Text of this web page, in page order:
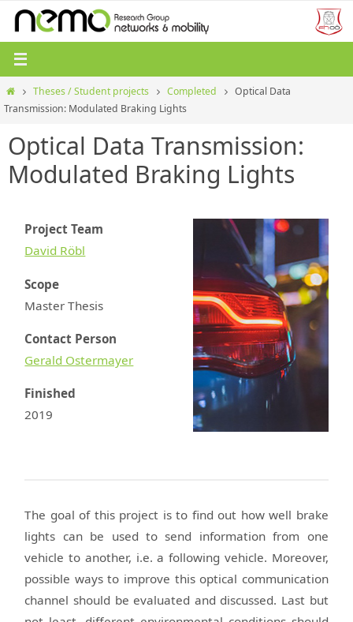
Zum
Inhalt
springen
StartTheses / Student projects Completed
Optical Data
Transmission: Modulated Braking Lights
Optical Data Transmission:
Modulated Braking Lights
Project Team
David Röbl
Scope
Master Thesis
Contact Person
Gerald Ostermayer
Finished
2019
The goal of this project is to find out how well brake
lights can be used to send information from one
vehicle to another, i.e. a following vehicle. Moreover,
possible ways to improve this optical communication
channel should be evaluated and discussed. Last but